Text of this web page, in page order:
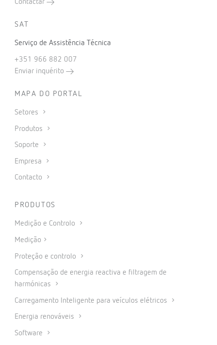
Contactar
SAT
Serviço de Assistência Técnica
+351 966 882 007
Enviar inquérito
MAPA DO PORTAL
Setores
Produtos
Soporte
Empresa
Contacto
PRODUTOS
Medição e Controlo
Medição
Proteção e controlo
Compensação de energia reactiva e filtragem de
harmónicas
Carregamento Inteligente para veículos elétricos
Energia renováveis
Software